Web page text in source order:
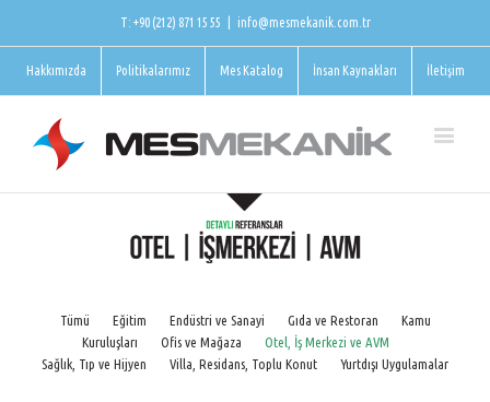
T: +90 (212) 871 15 55 info@mesmekanik.com.tr
Hakkımızda Politikalarımız Mes Katalog İnsan Kaynakları İletişim
Tümü Eğitim Endüstri ve Sanayi Gıda ve Restoran
Kamu
Kuruluşları
Ofis ve Mağaza
Otel, İş Merkezi ve AVM
Sağlık, Tıp ve Hijyen
Villa, Residans, Toplu Konut Yurtdışı Uygulamalar